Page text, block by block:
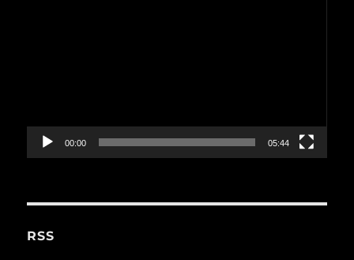
ー
00:00 05:44
RSS